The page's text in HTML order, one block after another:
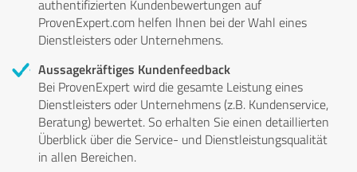
authentifizierten Kundenbewertungen auf
ProvenExpert.com helfen Ihnen bei der Wahl eines
Dienstleisters oder Unternehmens.
Aussagekräftiges Kundenfeedback
Bei ProvenExpert wird die gesamte Leistung eines
Dienstleisters oder Unternehmens (z.B. Kundenservice,
Beratung) bewertet. So erhalten Sie einen detaillierten
Überblick über die Service- und Dienstleistungsqualität
in allen Bereichen.